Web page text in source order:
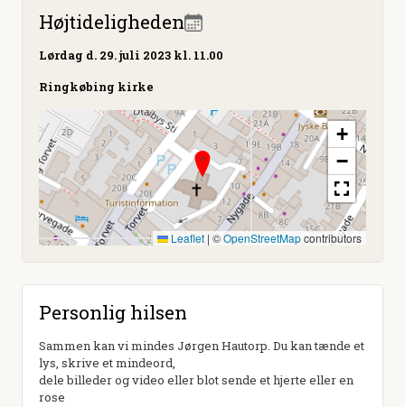
Højtideligheden
Lørdag d. 29. juli 2023 kl. 11.00
Ringkøbing kirke
+
−
Leaflet | ©OpenStreetMapcontributors
Personlig hilsen
Sammen kan vi mindes Jørgen Hautorp. Du kan tænde et
lys, skrive et mindeord,
dele billeder og video eller blot sende et hjerte eller en
rose